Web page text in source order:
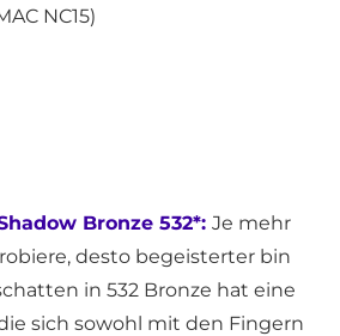
NC15)
Bronze 532*: Je mehr
desto begeisterter bin
in 532 Bronze hat eine
sich sowohl mit den Fingern